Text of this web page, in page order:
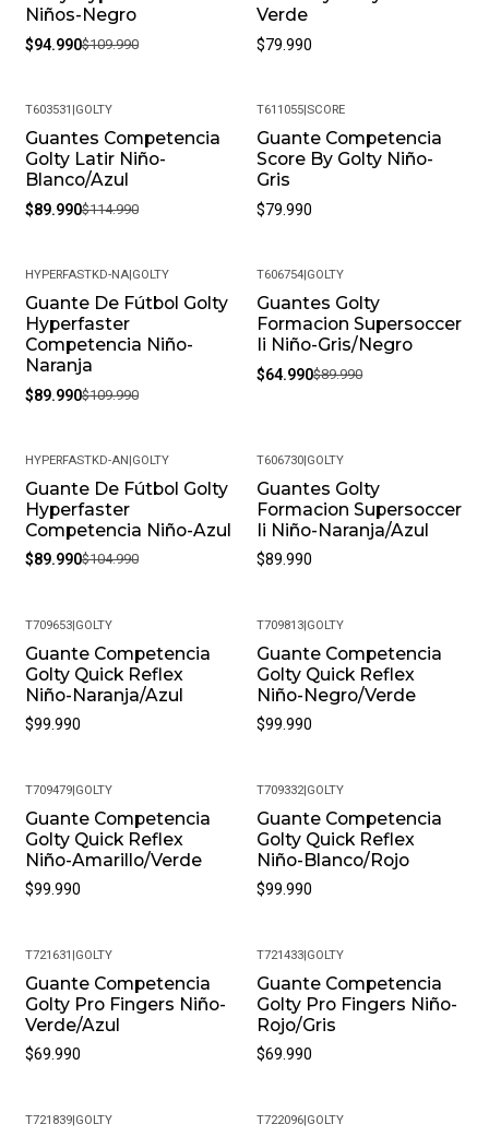
Niños-Negro
$94.990$109.990
Verde
$79.990
-22%
T603531 GOLTY
Guantes Competencia
Golty Latir Niño-
Blanco/Azul
$89.990$114.990
T611055 |SCORE
Guante Competencia
Score By Golty Niño-
Gris
$79.990
-18%
HYPERFASTKD-NA| GOLTY
Guante De Fútbol Golty
Hyperfaster
Competencia Niño-
Naranja
$89.990$109.990
-28%
T606754 GOLTY
Guantes Golty
Formacion Supersoccer
Ii Niño-Gris/Negro
$64.990$89.990
-14%
HYPERFASTKD-AN GOLTY
Guante De Fútbol Golty
Hyperfaster
Competencia Niño-Azul
$89.990$104.990
T606730 GOLTY
Guantes Golty
Formacion Supersoccer
Ii Niño-Naranja/Azul
$89.990
T709653| GOLTY
Guante Competencia
Golty Quick Reflex
Niño-Naranja/Azul
$99.990
T709813 GOLTY
Guante Competencia
Golty Quick Reflex
Niño-Negro/Verde
$99.990
T709479| GOLTY
Guante Competencia
Golty Quick Reflex
Niño-Amarillo/Verde
$99.990
T709332| GOLTY
Guante Competencia
Golty Quick Reflex
Niño-Blanco/Rojo
$99.990
T721631 GOLTY
Guante Competencia
Golty Pro Fingers Niño-
Verde/Azul
$69.990
T721433 GOLTY
Guante Competencia
Golty Pro Fingers Niño-
Rojo/Gris
$69.990
T721839| GOLTY T722096 GOLTY